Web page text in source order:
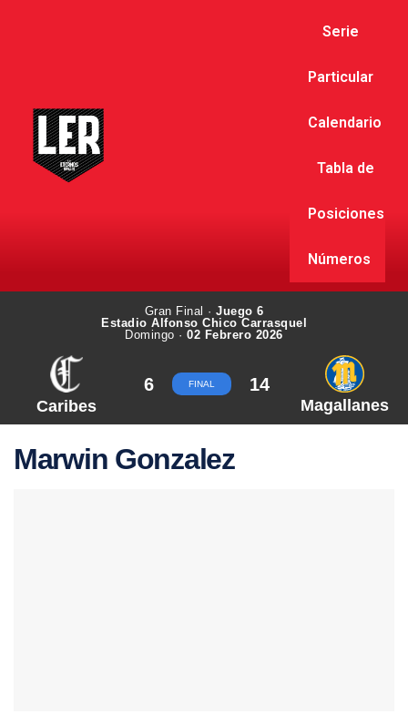
Serie
Particular
Calendario
Tabla de
Posiciones
Números
Gran Final · Juego 6
Estadio Alfonso Chico Carrasquel
Domingo ·02 Febrero 2026
Caribes
6 FINAL 14
Magallanes
Marwin Gonzalez